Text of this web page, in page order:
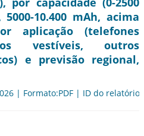
5000-10.400 mAh, acima
aplicação (telefones
vestíveis, outros
e previsão regional,
| Formato:PDF | ID do relatório: